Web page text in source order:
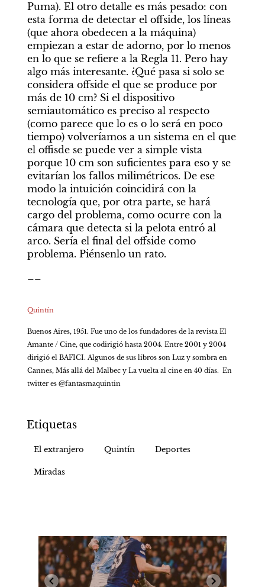
Puma). El otro detalle es más pesado: con
esta forma de detectar el offside, los líneas
(que ahora obedecen a la máquina)
empiezan a estar de adorno, por lo menos
en lo que se refiere a la Regla 11. Pero hay
algo más interesante. ¿Qué pasa si solo se
considera offside el que se produce por
más de 10 cm? Si el dispositivo
semiautomático es preciso al respecto
(como parece que lo es o lo será en poco
tiempo) volveríamos a un sistema en el que
el offisde se puede ver a simple vista
porque 10 cm son suficientes para eso y se
evitarían los fallos milimétricos. De ese
modo la intuición coincidirá con la
tecnología que, por otra parte, se hará
cargo del problema, como ocurre con la
cámara que detecta si la pelota entró al
arco. Sería el final del offside como
problema. Piénsenlo un rato.
Quintín
Buenos Aires, 1951. Fue uno de los fundadores de la revista El
Amante / Cine, que codirigió hasta 2004. Entre 2001 y 2004
dirigió el BAFICI. Algunos de sus libros son Luz y sombra en
Cannes, Más allá del Malbec y La vuelta al cine en 40 días.  En
twitter es @fantasmaquintin
Etiquetas
El extranjero Quintín Deportes
Miradas